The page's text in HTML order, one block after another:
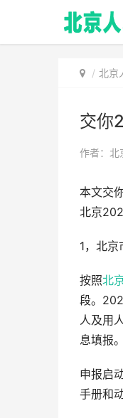
北京
交你
作者：北
本文交
北京
1，北
按照北
段。
人及用
息填报。
申报启
手册和